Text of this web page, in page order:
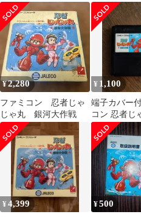
ジャレコ 説
¥2,280
ファミコン 忍者じゃ
じゃ丸 銀河大作戦
¥ 1,100
端子カバー
コン 忍者じ
ん 忍者じゃ
大作戦
¥4,399 ¥500